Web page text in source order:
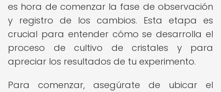
es hora de comenzar la fase de observación
y registro de los cambios. Esta etapa es
crucial para entender cómo se desarrolla el
proceso de cultivo de cristales y para
apreciar los resultados de tu experimento.
Para comenzar, asegúrate de ubicar el